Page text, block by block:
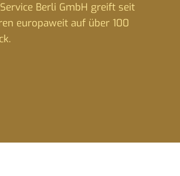
Berli GmbH greift seit
europaweit auf über 100